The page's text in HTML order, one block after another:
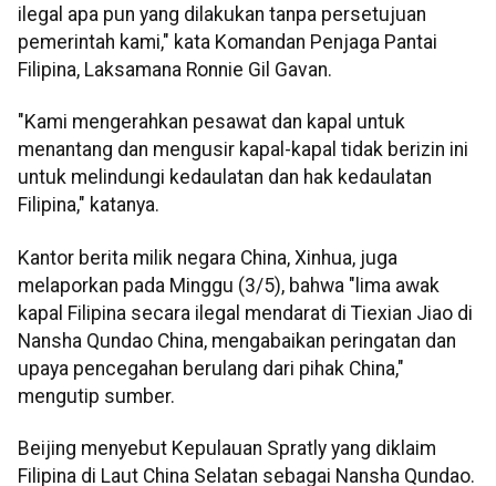
ilegal apa pun yang dilakukan tanpa persetujuan
pemerintah kami," kata Komandan Penjaga Pantai
Filipina, Laksamana Ronnie Gil Gavan.
"Kami mengerahkan pesawat dan kapal untuk
menantang dan mengusir kapal-kapal tidak berizin ini
untuk melindungi kedaulatan dan hak kedaulatan
Filipina," katanya.
Kantor berita milik negara China, Xinhua, juga
melaporkan pada Minggu (3/5), bahwa "lima awak
kapal Filipina secara ilegal mendarat di Tiexian Jiao di
Nansha Qundao China, mengabaikan peringatan dan
upaya pencegahan berulang dari pihak China,"
mengutip sumber.
Beijing menyebut Kepulauan Spratly yang diklaim
Filipina di Laut China Selatan sebagai Nansha Qundao.